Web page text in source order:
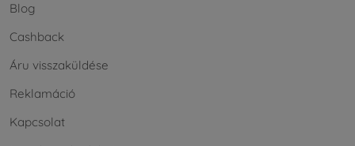
Blog
Cashback
Áru visszaküldése
Reklamáció
Kapcsolat